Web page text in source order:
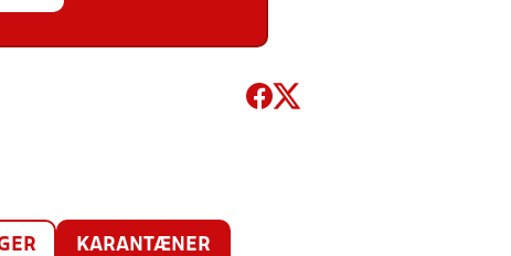
KARANTÆNER